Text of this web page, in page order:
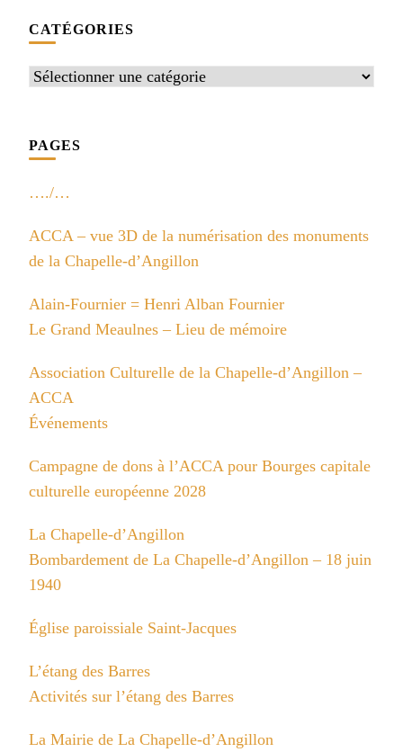
CATÉGORIES
Catégories
PAGES
…./…
ACCA – vue 3D de la numérisation des monuments
de la Chapelle-d’Angillon
Alain-Fournier = Henri Alban Fournier
Le Grand Meaulnes – Lieu de mémoire
Association Culturelle de la Chapelle-d’Angillon –
ACCA
Événements
Campagne de dons à l’ACCA pour Bourges capitale
culturelle européenne 2028
La Chapelle-d’Angillon
Bombardement de La Chapelle-d’Angillon – 18 juin
1940
Église paroissiale Saint-Jacques
L’étang des Barres
Activités sur l’étang des Barres
La Mairie de La Chapelle-d’Angillon